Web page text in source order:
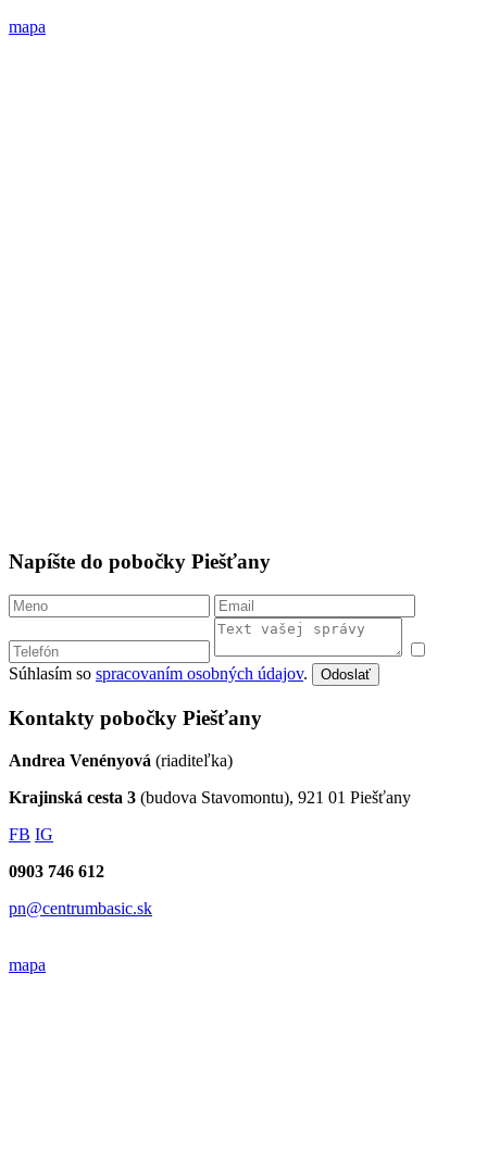
mapa
Napíšte do pobočky Piešťany
Súhlasím so spracovaním osobných údajov. Odoslať
Kontakty pobočky Piešťany
Andrea Venényová (riaditeľka)
Krajinská cesta 3 (budova Stavomontu), 921 01 Piešťany
FB IG
0903 746 612
pn@centrumbasic.sk
mapa